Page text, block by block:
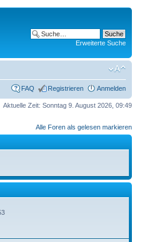
Erweiterte Suche
FAQ Registrieren Anmelden
Aktuelle Zeit: Sonntag 9. August 2026, 09:49
Alle Foren als gelesen markieren